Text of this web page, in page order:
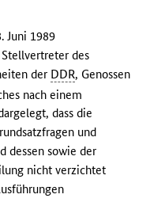
Juni 1989
des
der DDR, Genossen
nach einem
dass die
und
dessen sowie der
nicht verzichtet